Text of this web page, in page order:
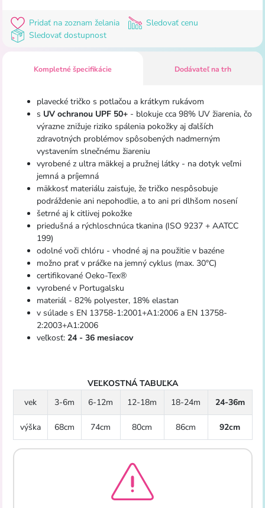
Pridať na zoznam želania
Sledovať cenu
Sledovať dostupnost
Kompletné špecifikácie Dodávateľ na trh
plavecké tričko s potlačou a krátkym rukávom
s UV ochranou UPF 50+- blokuje cca 98% UV žiarenia, čo
výrazne znižuje riziko spálenia pokožky aj ďalších
zdravotných problémov spôsobených nadmerným
vystavením slnečnému žiareniu
vyrobené z ultra mäkkej a pružnej látky - na dotyk veľmi
jemná a príjemná
mäkkosť materiálu zaisťuje, že tričko nespôsobuje
podráždenie ani nepohodlie, a to ani pri dlhšom nosení
šetrné aj k citlivej pokožke
priedušná a rýchloschnúca tkanina (ISO 9237 + AATCC
199)
odolné voči chlóru - vhodné aj na použitie v bazéne
možno prať v práčke na jemný cyklus (max. 30°C)
certifikované Oeko-Tex®
vyrobené v Portugalsku
materiál - 82% polyester, 18% elastan
v súlade s EN 13758-1:2001+A1:2006 a EN 13758-
2:2003+A1:2006
veľkosť: 24 - 36 mesiacov
VEĽKOSTNÁ TABUĽKA
vek
3-6m 6-12m 12-18m 18-24m 24-36m
výška 68cm 74cm 80cm 86cm 92cm